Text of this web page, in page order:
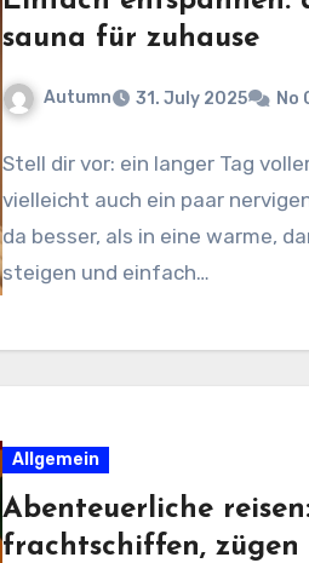
sauna für zuhause
Autumn 31. July 2025 No
Stell dir vor: ein langer Tag
vielleicht auch ein paar
da besser, als in eine warme,
steigen und einfach…
Allgemein
Abenteuerliche
frachtschiffen, zügen